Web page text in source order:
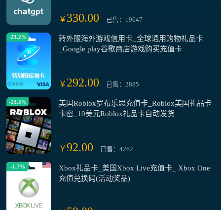
￥ 330.00 已售：19647
-23.2%
转外服海外游戏信用卡_全球通用购物礼品卡
_Google play谷歌商店游戏购买充值卡
￥ 292.00 已售：2885
-23.3%
美国Roblox罗布乐思充值卡_Roblox美国礼品卡
卡密_10美元Roblox礼品卡自动发货
￥92.00 已售：4262
-1.7%
Xbox礼品卡_美国Xbox Live充值卡_ Xbox One
充值兑换码(活动奖品)